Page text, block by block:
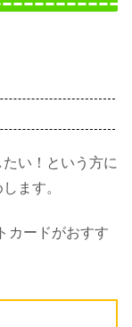
い！という方に
ます。
カードがおすす